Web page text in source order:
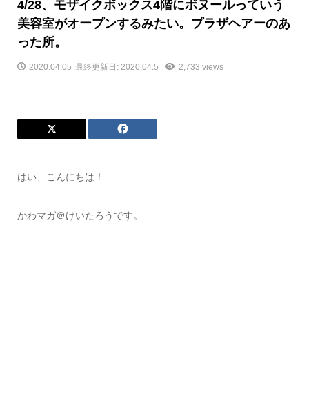
4/28、モザイクボックス4階にボヌールっていう
美容室がオープンするみたい。プラザヘアーのあ
った所。
2020.04.05 最終更新日: 2020.04.5 2,733 views
はい、こんにちは！
かわマガ＠けいたろうです。